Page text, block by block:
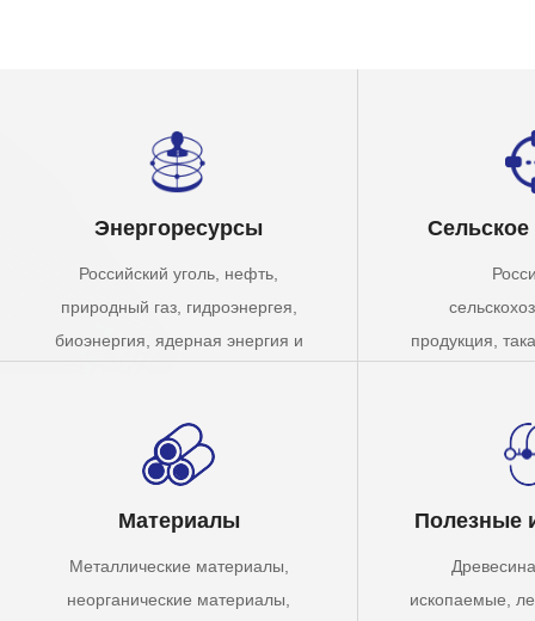
Энергоресурсы
Российский уголь, нефть,
природный газ, гидроэнергея,
биоэнергия, ядерная энергия и
Сельское
продукция,
зерновые и
лесоводство и
Материалы
Металлические материалы,
неорганические материалы,
Полезные
ископаемые,